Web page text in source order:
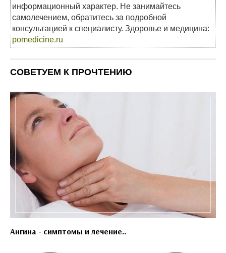
информационный характер. Не занимайтесь
самолечением, обратитесь за подробной
консультацией к специалисту. Здоровье и медицина:
pomedicine.ru
СОВЕТУЕМ К ПРОЧТЕНИЮ
Ангина - симптомы и лечение..